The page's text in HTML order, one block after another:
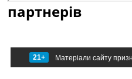
партнерів
21+ Матеріали сайту